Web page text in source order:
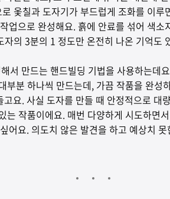
옻칠과 도자기가 부드럽게 조화를 이
업으로 완성해요. 흙에 안료를 섞어 색
의 3분의 1 정도만 온전히 나온 기억
서 만드는 핸드빌딩 기법을 사용하는
분 하나씩 만드는데, 가끔 작품을 완
요. 사실 도자를 만들 때 안정적으로
작품이에요. 매번 다양하게 시도하면
어요. 의도치 않은 발견을 하고 예상치